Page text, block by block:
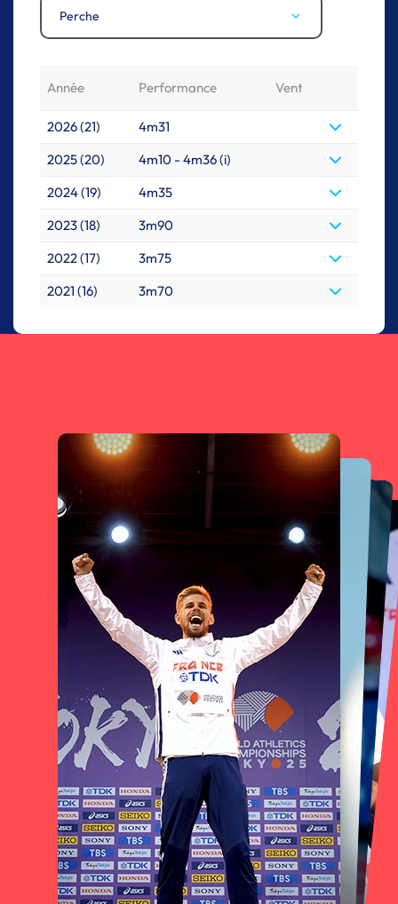
Perche
Année Performance Vent
2026 (21)
4m31
2025 (20)
4m10 - 4m36 (i)
2024 (19)
4m35
2023 (18)
3m90
2022 (17)
3m75
2021 (16)
3m70